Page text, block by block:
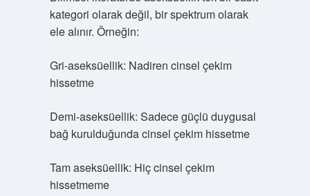
kategori olarak değil, bir spektrum olarak
ele alınır. Örneğin:
Gri-aseksüellik: Nadiren cinsel çekim
hissetme
Demi-aseksüellik: Sadece güçlü duygusal
bağ kurulduğunda cinsel çekim hissetme
Tam aseksüellik: Hiç cinsel çekim
hissetmeme